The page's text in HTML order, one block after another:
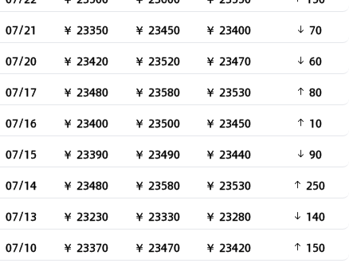
07/21
￥ 23350 ￥ 23450 ￥ 23400
70
07/20
￥ 23420 ￥ 23520 ￥ 23470
60
07/17
￥ 23480 ￥ 23580 ￥ 23530
80
07/16
￥ 23400 ￥ 23500 ￥ 23450
10
07/15
￥ 23390 ￥ 23490 ￥ 23440
90
07/14
￥ 23480 ￥ 23580 ￥ 23530
250
07/13
￥ 23230 ￥ 23330 ￥ 23280
140
07/10
￥ 23370 ￥ 23470 ￥ 23420
150